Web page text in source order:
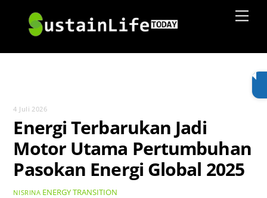
content
4 Juli 2026
Energi Terbarukan Jadi
Motor Utama Pertumbuhan
Pasokan Energi Global 2025
NISRINA ENERGY TRANSITION